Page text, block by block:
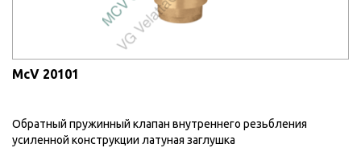
McV 20101
Обратный пружинный клапан внутреннего резьбления
усиленной конструкции латуная заглушка